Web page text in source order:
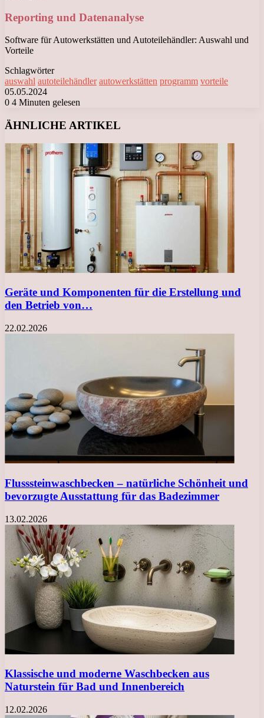
Reporting und Datenanalyse
Software für Autowerkstätten und Autoteilehändler: Auswahl und
Vorteile
Schlagwörter
auswahl autoteilehändler autowerkstätten programm vorteile
05.05.2024
0 4 Minuten gelesen
ÄHNLICHE ARTIKEL
Geräte und Komponenten für die Erstellung und
den Betrieb von…
22.02.2026
Flusssteinwaschbecken – natürliche Schönheit und
bevorzugte Ausstattung für das Badezimmer
13.02.2026
Klassische und moderne Waschbecken aus
Naturstein für Bad und Innenbereich
12.02.2026